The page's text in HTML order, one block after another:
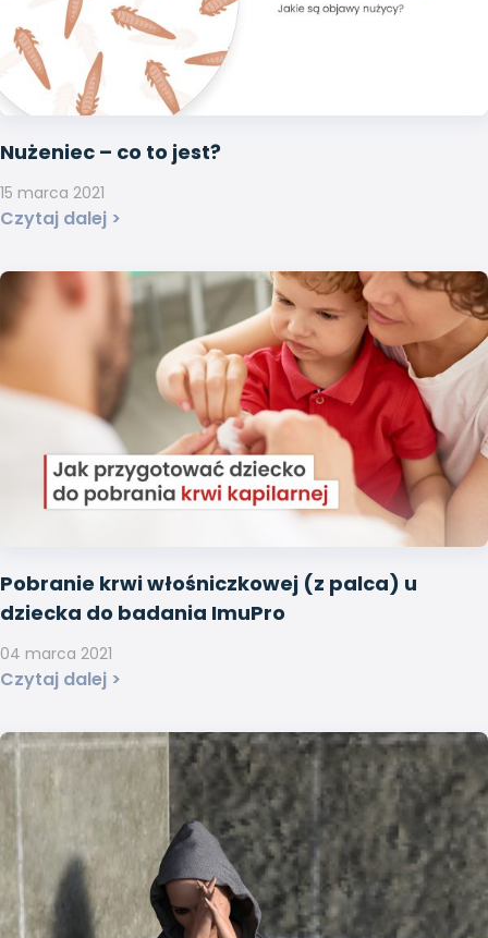
Nużeniec – co to jest?
Czytaj dalej >
15 marca 2021
Pobranie krwi włośniczkowej (z palca) u
dziecka do badania ImuPro
Czytaj dalej >
04 marca 2021